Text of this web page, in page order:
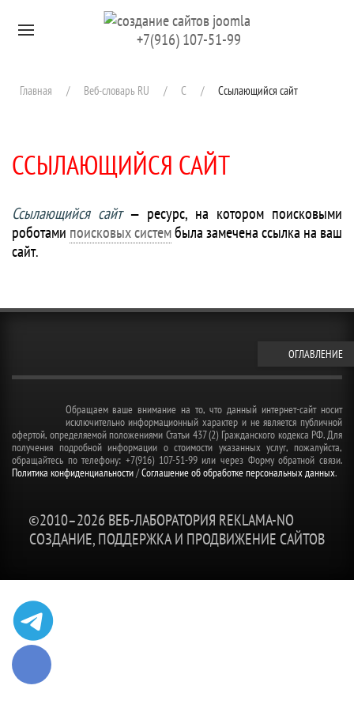
Перейти к содержимому+7(916) 107-51-99
Главная Веб-словарь RU С Ссылающийся сайт
ССЫЛАЮЩИЙСЯ САЙТ
Ссылающийся сайт— ресурс, на котором поисковыми
роботами поисковых систембыла замечена ссылка на ваш
сайт.
Обращаем ваше внимание на то, что данный интернет-сайт носит
исключительно информационный характер и не является публичной
офертой, определяемой положениями Статьи 437 (2) Гражданского кодекса РФ. Для
получения подробной информации о стоимости указанных услуг, пожалуйста,
обращайтесь по телефону: +7(916) 107-51-99 или через Форму обратной связи.
Политика конфиденциальности/Соглашение об обработке персональных данных.
©2010–2026 ВЕБ-ЛАБОРАТОРИЯ REKLAMA-NO
СОЗДАНИЕ, ПОДДЕРЖКА И ПРОДВИЖЕНИЕ САЙТОВ
ОГЛАВЛЕНИЕ